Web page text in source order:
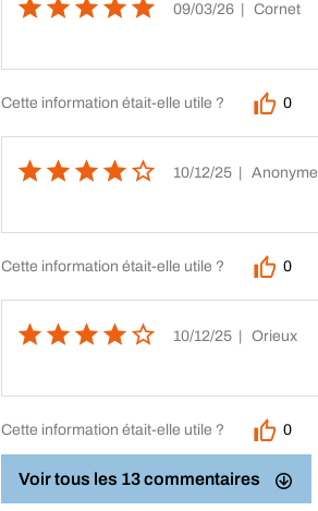
09/03/26 | Cornet
Cette information était-elle utile ? 0
10/12/25 | Anonyme
Cette information était-elle utile ? 0
10/12/25 | Orieux
Cette information était-elle utile ? 0
Voir tous les 13 commentaires